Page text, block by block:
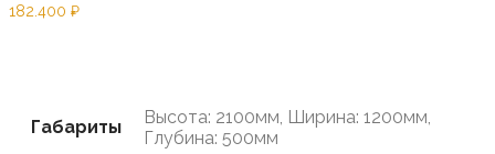
182.400 ₽
Габариты
Высота: 2100мм, Ширина: 1200мм,
Глубина: 500мм